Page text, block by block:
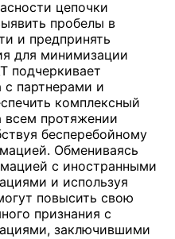
цепочки
пробелы в
и предпринять
для минимизации
подчеркивает
с партнерами и
комплексный
всем протяжении
бесперебойному
Обмениваясь
с иностранными
и используя
повысить свою
признания с
заключившими